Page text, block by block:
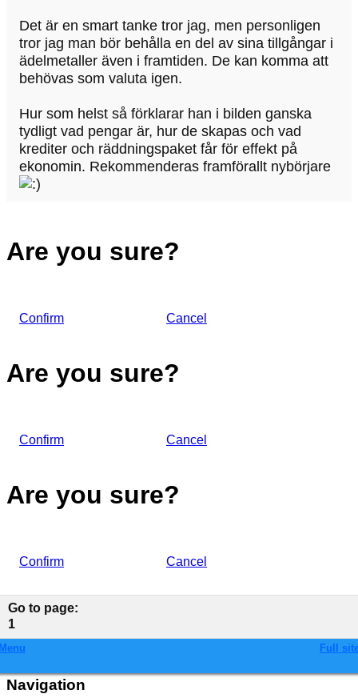
Det är en smart tanke tror jag, men personligen
tror jag man bör behålla en del av sina tillgångar i
ädelmetaller även i framtiden. De kan komma att
behövas som valuta igen.
Hur som helst så förklarar han i bilden ganska
tydligt vad pengar är, hur de skapas och vad
krediter och räddningspaket får för effekt på
ekonomin. Rekommenderas framförallt nybörjare
Are you sure?
Confirm Cancel
Are you sure?
Confirm Cancel
Are you sure?
Confirm Cancel
Go to page:
1
Full
Navigation